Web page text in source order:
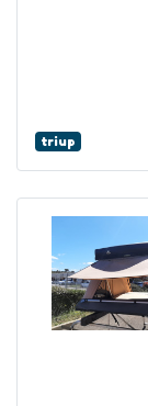
triup